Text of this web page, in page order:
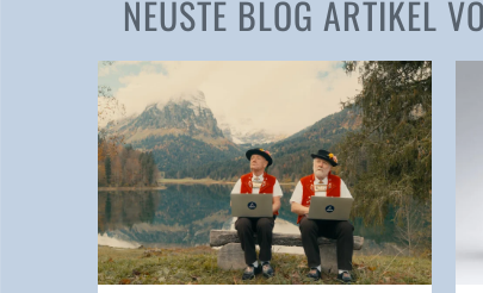
NEUSTE BLOG ARTIKEL